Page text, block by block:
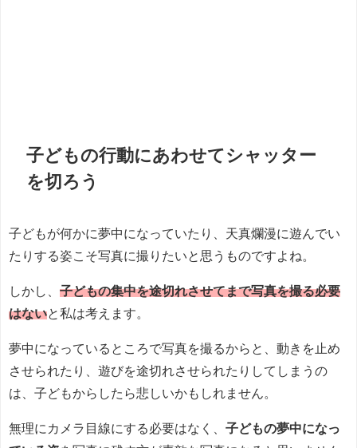
子どもの行動にあわせてシャッター
を切ろう
子どもが何かに夢中になっていたり、天真爛漫に遊んでい
たりする姿こそ写真に撮りたいと思うものですよね。
しかし、 子どもの集中を途切れさせてまで写真を撮る必要
はないと私は考えます。
夢中になっているところで写真を撮るからと、動きを止め
させられたり、遊びを途切れさせられたりしてしまうの
は、子どもからしたら悲しいかもしれません。
無理にカメラ目線にする必要はなく、 子どもの夢中になっ